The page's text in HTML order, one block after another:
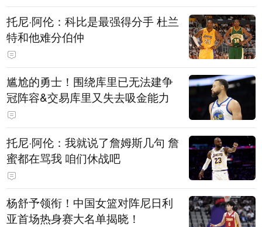
托尼·阿伦：科比是最强得分手 杜兰
特和他难分伯仲
尴尬的勇士！围绕库里已无法建争
冠阵容&交易库里又失去吸金能力
托尼·阿伦：我就说了詹姆斯几句 詹
蜜都在骂我 咱们休战吧
杨舒予领衔！中国女篮对阵尼日利
亚首场热身赛大名单揭晓！